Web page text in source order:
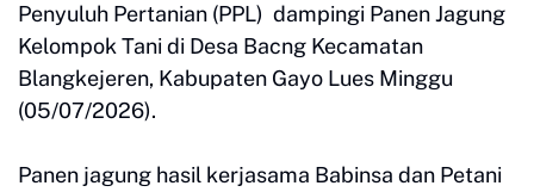
Penyuluh Pertanian (PPL) dampingi Panen Jagung
Kelompok Tani di Desa Bacng Kecamatan
Blangkejeren, Kabupaten Gayo Lues Minggu
(05/07/2026).
Panen jagung hasil kerjasama Babinsa dan Petani